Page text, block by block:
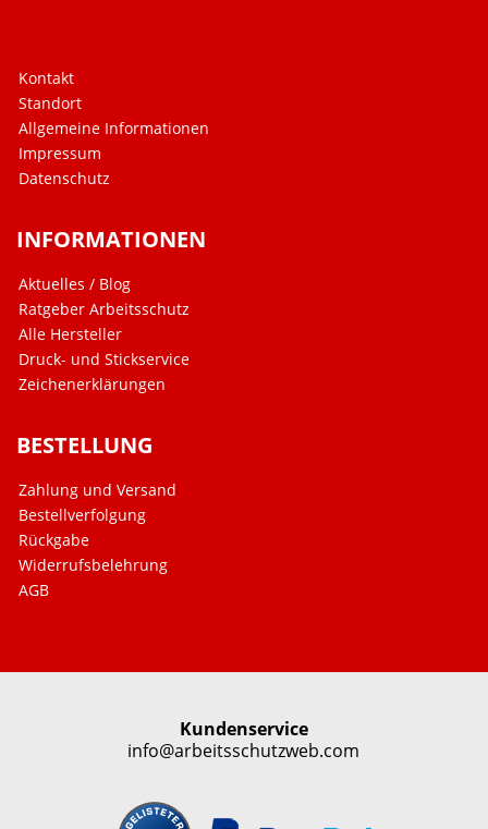
Kontakt
Standort
Allgemeine Informationen
Impressum
Datenschutz
INFORMATIONEN
Aktuelles / Blog
Ratgeber Arbeitsschutz
Alle Hersteller
Druck- und Stickservice
Zeichenerklärungen
BESTELLUNG
Zahlung und Versand
Bestellverfolgung
Rückgabe
Widerrufsbelehrung
AGB
Kundenservice
info@arbeitsschutzweb.com